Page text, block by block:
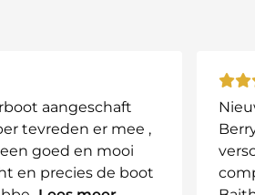
RT3
aangeschaft
tevreden er mee ,
goed en mooi
en precies de boot